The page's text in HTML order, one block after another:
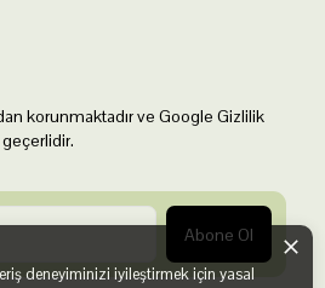
deneyiminizi iyileştirmek için yasal
korunmaktadır ve Google Gizlilik
geçerlidir.
Abone Ol